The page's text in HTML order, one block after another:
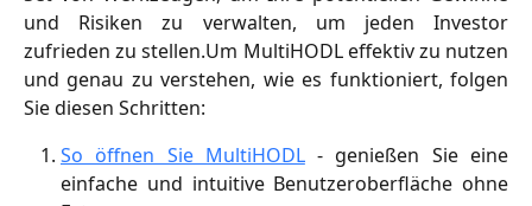
und Risiken zu verwalten, um jeden Investor
zufrieden zu stellen.Um MultiHODL effektiv zu nutzen
und genau zu verstehen, wie es funktioniert, folgen
Sie diesen Schritten:
So öffnen Sie MultiHODL- genießen Sie eine
einfache und intuitive Benutzeroberfläche ohne